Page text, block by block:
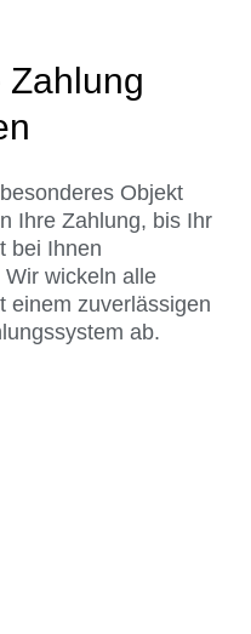
Zahlung
Objekt
Ihre Zahlung, bis Ihr
bei Ihnen
wickeln alle
einem zuverlässigen
ab.